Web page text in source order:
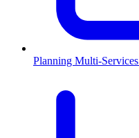
Planning Multi-Services